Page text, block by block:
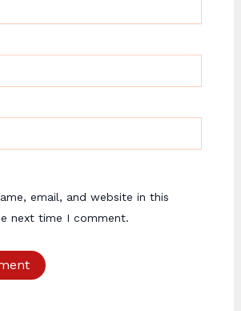
email, and website in this
next time I comment.